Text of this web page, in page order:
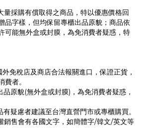
採購有償取得之商品，特以優惠價格回
品字樣，但均保留專櫃出品原貌；商品依
可能無外盒或封膜，為免消費者疑惑，特
免稅店及商店合法報關進口，保證正貨，
費者。
原貌(無外盒或封膜)，為免消費者疑惑，
疑慮者建議至台灣直營門市或專櫃購買。
銷售會有各國文字，如簡體字/韓文/英文等